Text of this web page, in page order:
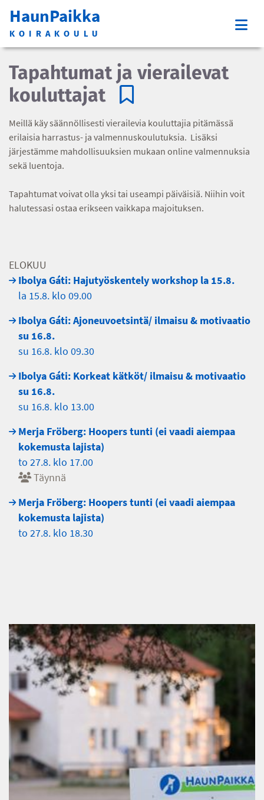
HaunPaikka
KOIRAKOULU
Tapahtumat ja vierailevat
kouluttajat
Meillä käy säännöllisesti vierailevia kouluttajia pitämässä
erilaisia harrastus- ja valmennuskoulutuksia. Lisäksi
järjestämme mahdollisuuksien mukaan online valmennuksia
sekä luentoja.
Tapahtumat voivat olla yksi tai useampi päiväisiä. Niihin voit
halutessasi ostaa erikseen vaikkapa majoituksen.
ELOKUU
Ibolya Gáti: Hajutyöskentely workshop la 15.8.
la 15.8. klo 09.00
Ibolya Gáti: Ajoneuvoetsintä/ ilmaisu & motivaatio
su 16.8.
su 16.8. klo 09.30
Ibolya Gáti: Korkeat kätköt/ ilmaisu & motivaatio
su 16.8.
su 16.8. klo 13.00
Merja Fröberg: Hoopers tunti (ei vaadi aiempaa
kokemusta lajista)
to 27.8. klo 17.00
Täynnä
Merja Fröberg: Hoopers tunti (ei vaadi aiempaa
kokemusta lajista)
to 27.8. klo 18.30